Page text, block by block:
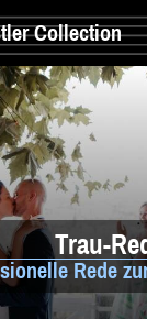
Collection
Rede
Trau-